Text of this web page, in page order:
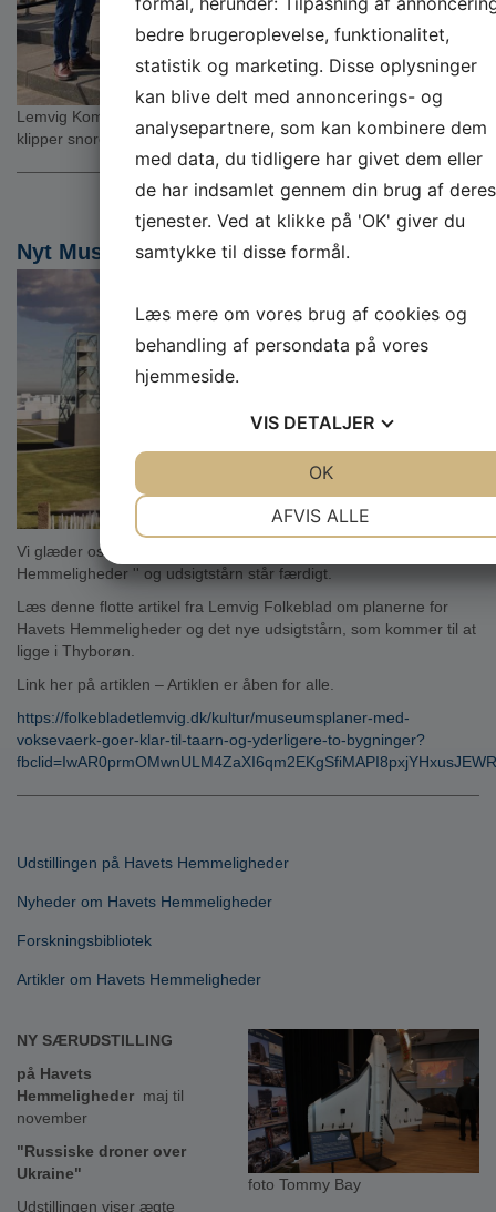
Lemvig Kommunes Borgmester Erik Flyvholm holder tale og
klipper snoren
Nyt Museum og udsigtstårn i Thyborøn
Vi glæder os meget til at det nye museumscenter '' Havets
Hemmeligheder '' og udsigtstårn står færdigt.
Læs denne flotte artikel fra Lemvig Folkeblad om planerne for
Havets Hemmeligheder og det nye udsigtstårn, som kommer til at
ligge i Thyborøn.
Link her på artiklen – Artiklen er åben for alle.
https://folkebladetlemvig.dk/kultur/museumsplaner-med-
voksevaerk-goer-klar-til-taarn-og-yderligere-to-bygninger?
Udstillingen på Havets Hemmeligheder
Nyheder om Havets Hemmeligheder
Forskningsbibliotek
Artikler om Havets Hemmeligheder
foto Tommy Bay
NY SÆRUDSTILLING
på Havets
Hemmeligheder maj til
november
"Russiske droner over
Ukraine"
Udstillingen viser ægte
bedre brugeroplevelse, funktionalitet,
statistik og marketing. Disse oplysninger
kan blive delt med annoncerings- og
analysepartnere, som kan kombinere dem
med data, du tidligere har givet dem eller
de har indsamlet gennem din brug af deres
tjenester. Ved at klikke på 'OK' giver du
samtykke til disse formål.
Læs mere om vores brug af cookies og
behandling af persondata på vores
hjemmeside.
VIS DETALJER
MARKETING
AFVIS ALLE
OK